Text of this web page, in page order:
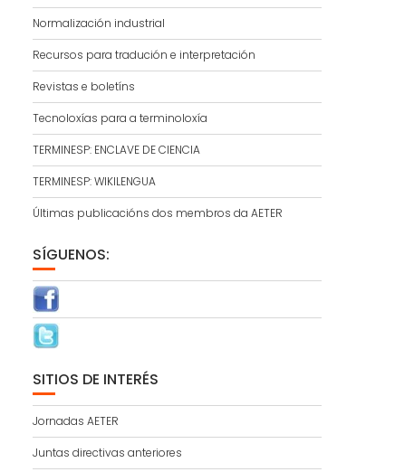
Normalización industrial
Recursos para tradución e interpretación
Revistas e boletíns
Tecnoloxías para a terminoloxía
TERMINESP: ENCLAVE DE CIENCIA
TERMINESP: WIKILENGUA
Últimas publicacións dos membros da AETER
SÍGUENOS:
SITIOS DE INTERÉS
Jornadas AETER
Juntas directivas anteriores